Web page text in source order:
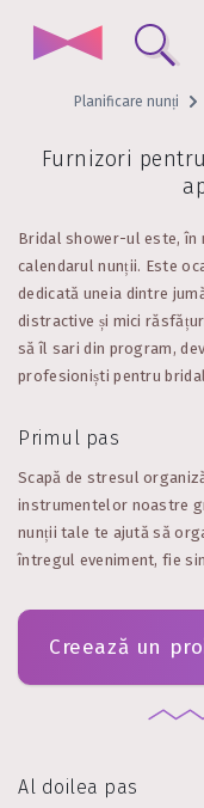
Planificare nunți
Furnizori
Bridal shower-ul este, în
calendarul nunții. Este
dedicată uneia dintre
distractive și mici
să îl sari din program,
profesioniști pentru
Primul pas
Scapă de stresul
instrumentelor noastre
nunții tale te ajută să
întregul eveniment, fie
Creează un
Al doilea pas